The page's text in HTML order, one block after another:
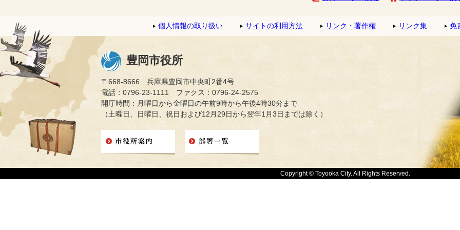
個人情報の取り扱い サイトの利用方法 リンク・著作権 リンク集 免
豊岡市役所
〒668-8666 兵庫県豊岡市中央町2番4号
電話：0796-23-1111 ファクス：0796-24-2575
開庁時間：月曜日から金曜日の午前9時から午後4時30分まで
（土曜日、日曜日、祝日および12月29日から翌年1月3日までは除く）
Copyright © Toyooka City. All Rights Reserved.